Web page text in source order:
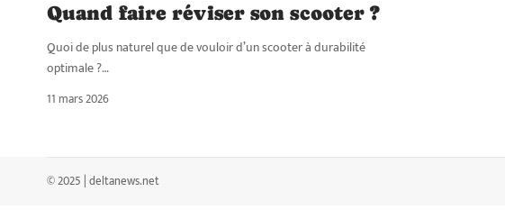
Quand faire réviser son scooter ?
Quoi de plus naturel que de vouloir d’un scooter à durabilité
optimale ?…
11 mars 2026
© 2025 | deltanews.net